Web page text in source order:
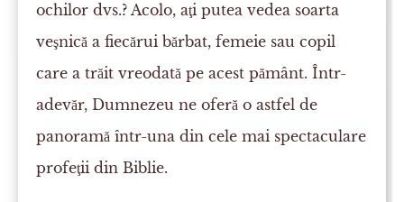
ochilor dvs.? Acolo, aţi putea vedea soarta
veşnică a fiecărui bărbat, femeie sau copil
care a trăit vreodată pe acest pământ. Într-
adevăr, Dumnezeu ne oferă o astfel de
panoramă într-una din cele mai spectaculare
profeţii din Biblie.